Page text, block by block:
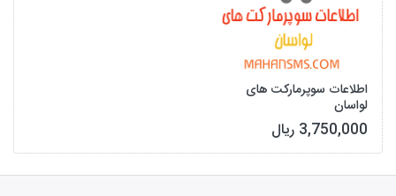
اطلاعات سوپرمارکت های
لواسان
3,750,000 ریال